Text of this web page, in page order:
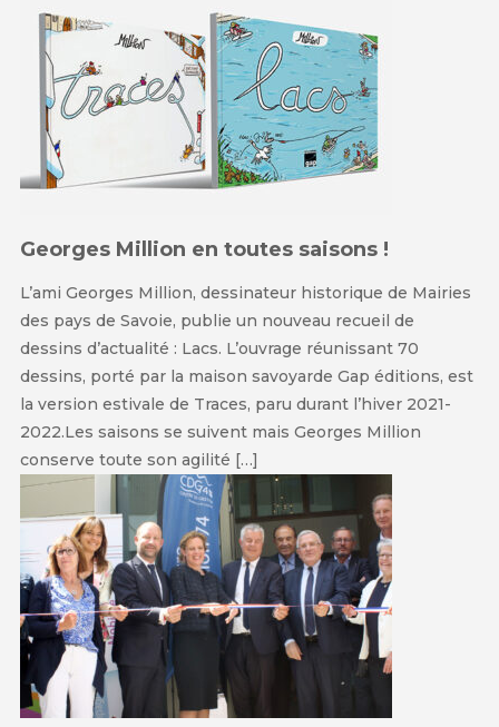
Georges Million en toutes saisons !
L’ami Georges Million, dessinateur historique de Mairies
des pays de Savoie, publie un nouveau recueil de
dessins d’actualité : Lacs. L’ouvrage réunissant 70
dessins, porté par la maison savoyarde Gap éditions, est
la version estivale de Traces, paru durant l’hiver 2021-
2022.Les saisons se suivent mais Georges Million
conserve toute son agilité […]